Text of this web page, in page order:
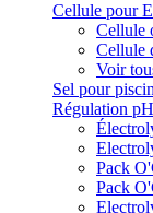
Cellule pour
Cellule
Cellule
Voir
Sel pour
Régulation pH
Pack
Pack